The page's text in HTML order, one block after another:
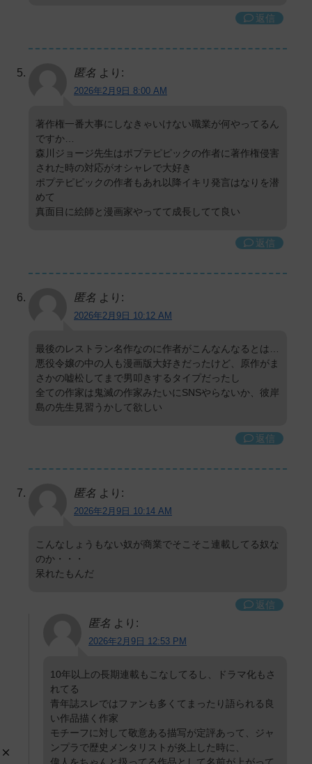
返信
匿名 より:
2026年2月9日 8:00 AM
著作権一番大事にしなきゃいけない職業が何やってるん
ですか…
森川ジョージ先生はポプテピピックの作者に著作権侵害
された時の対応がオシャレで大好き
ポプテピピックの作者もあれ以降イキリ発言はなりを潜
めて
真面目に絵師と漫画家やってて成長してて良い
返信
匿名 より:
2026年2月9日 10:12 AM
最後のレストラン名作なのに作者がこんなんなるとは…
悪役令嬢の中の人も漫画版大好きだったけど、原作がま
さかの嘘松してまで男叩きするタイプだったし
全ての作家は鬼滅の作家みたいにSNSやらないか、彼岸
島の先生見習うかして欲しい
返信
匿名 より:
2026年2月9日 10:14 AM
こんなしょうもない奴が商業でそこそこ連載してる奴な
のか・・・
呆れたもんだ
返信
匿名 より:
2026年2月9日 12:53 PM
10年以上の長期連載もこなしてるし、ドラマ化もさ
れてる
青年誌スレではファンも多くてまったり語られる良
い作品描く作家
モチーフに対して敬意ある描写が定評あって、ジャ
ンプラで歴史メンタリストが炎上した時に、
偉人をちゃんと扱ってる作品として名前が上がって